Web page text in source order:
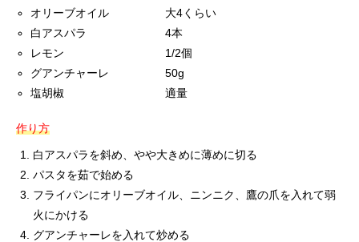
オリーブオイル 大4くらい
白アスパラ 4本
レモン 1/2個
グアンチャーレ 50g
塩胡椒 適量
作り方
白アスパラを斜め、やや大きめに薄めに切る
パスタを茹で始める
フライパンにオリーブオイル、ニンニク、鷹の爪を入れて弱
火にかける
グアンチャーレを入れて炒める